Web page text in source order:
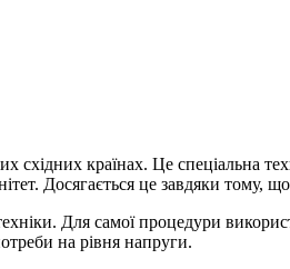
країнах. Це спеціальна
Досягається це завдяки тому,
Для самої процедури
на рівня напруги.